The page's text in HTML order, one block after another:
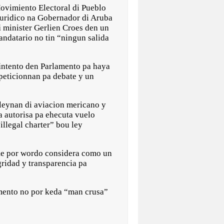
Electoral di Pueblo
na Gobernador di Aruba
Gerlien Croes den un
no tin “ningun salida
den Parlamento pa haya
pa debate y un
di aviacion mericano y
pa ehecuta vuelo
charter” bou ley
por wordo considera como un
y transparencia pa
no por keda “man crusa”